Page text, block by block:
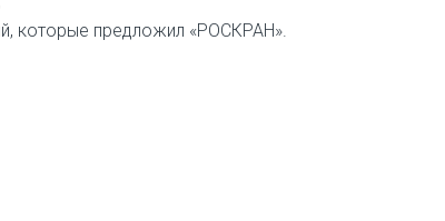
которые предложил «РОСКРАН».